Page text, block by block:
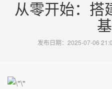
从零开始：搭
发布日期：2025-07-06